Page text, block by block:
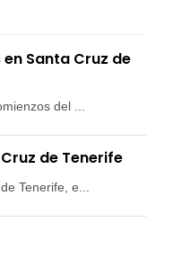
Santa Cruz de
del ...
de Tenerife
Tenerife, e...